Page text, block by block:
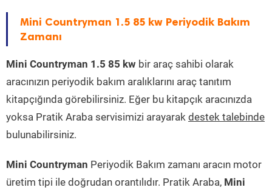
Mini Countryman 1.5 85 kw Periyodik Bakım
Zamanı
Mini Countryman 1.5 85 kw bir araç sahibi olarak
aracınızın periyodik bakım aralıklarını araç tanıtım
kitapçığında görebilirsiniz. Eğer bu kitapçık aracınızda
yoksa Pratik Araba servisimizi arayarak destek talebinde
bulunabilirsiniz.
Mini Countryman Periyodik Bakım zamanı aracın motor
üretim tipi ile doğrudan orantılıdır. Pratik Araba, Mini